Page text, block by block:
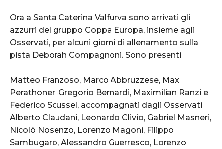
Ora a Santa Caterina Valfurva sono arrivati gli
azzurri del gruppo Coppa Europa, insieme agli
Osservati, per alcuni giorni di allenamento sulla
pista Deborah Compagnoni. Sono presenti
Matteo Franzoso, Marco Abbruzzese, Max
Perathoner, Gregorio Bernardi, Maximilian Ranzi e
Federico Scussel, accompagnati dagli Osservati
Alberto Claudani, Leonardo Clivio, Gabriel Masneri,
Nicolò Nosenzo, Lorenzo Magoni, Filippo
Sambugaro, Alessandro Guerresco, Lorenzo